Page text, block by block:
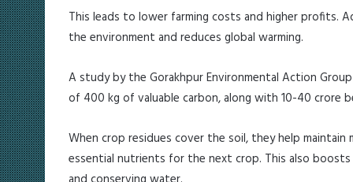
This leads to lower farming costs and higher profits.
the environment and reduces global warming.
A study by the Gorakhpur Environmental Action
of 400 kg of valuable carbon, along with 10-40 crore
When crop residues cover the soil, they help
essential nutrients for the next crop. This also